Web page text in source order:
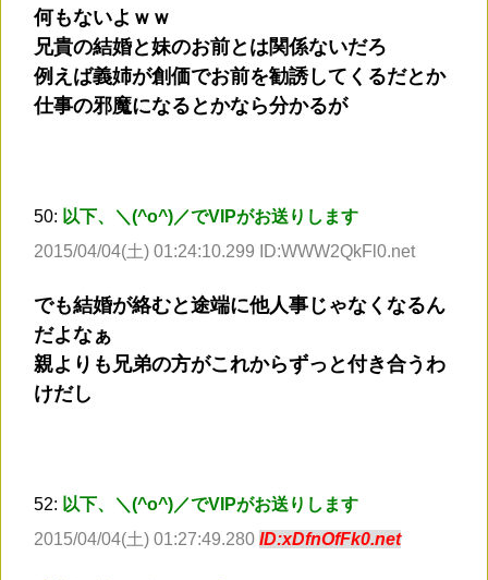
何もないよｗｗ
兄貴の結婚と妹のお前とは関係ないだろ
例えば義姉が創価でお前を勧誘してくるだとか
仕事の邪魔になるとかなら分かるが
50: 以下、＼(^o^)／でVIPがお送りします
2015/04/04(土) 01:24:10.299 ID:WWW2QkFl0.net
でも結婚が絡むと途端に他人事じゃなくなるん
だよなぁ
親よりも兄弟の方がこれからずっと付き合うわ
けだし
52: 以下、＼(^o^)／でVIPがお送りします
2015/04/04(土) 01:27:49.280 ID:xDfnOfFk0.net